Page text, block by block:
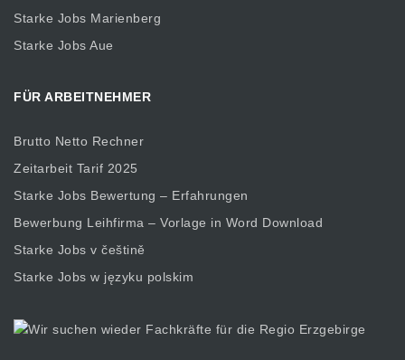
Starke Jobs Marienberg
Starke Jobs Aue
FÜR ARBEITNEHMER
Brutto Netto Rechner
Zeitarbeit Tarif 2025
Starke Jobs Bewertung – Erfahrungen
Bewerbung Leihfirma – Vorlage in Word Download
Starke Jobs v češtině
Starke Jobs w języku polskim